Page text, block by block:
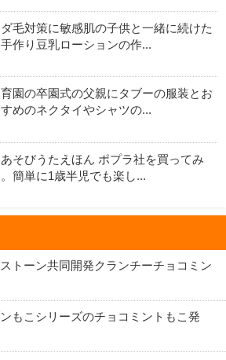
ダ毛対策に敏感肌の子供と一緒に続けた
作り豆乳ローションの作...
園の卒園式の父親にタブーの服装とお
めのネクタイやシャツの...
そびうたえほん ポプラ社を買ってみ
簡単に1歳半児でも楽し...
トーン共同開発クランチーチョコミン
もこシリーズのチョコミントもこ発